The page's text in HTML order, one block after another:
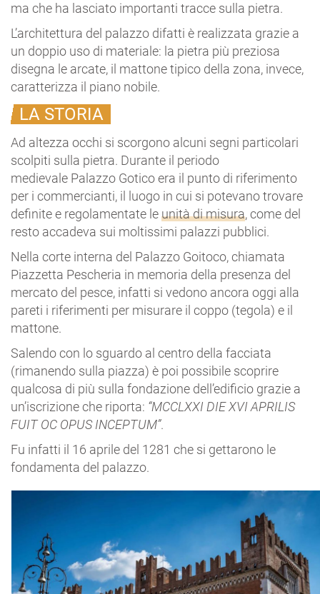
ma che ha lasciato importanti tracce sulla pietra.
L’architettura del palazzo difatti è realizzata grazie a
un doppio uso di materiale: la pietra più preziosa
disegna le arcate, il mattone tipico della zona, invece,
caratterizza il piano nobile.
LA STORIA
Ad altezza occhi si scorgono alcuni segni particolari
scolpiti sulla pietra. Durante il periodo
medievale Palazzo Gotico era il punto di riferimento
per i commercianti, il luogo in cui si potevano trovare
definite e regolamentate leunità di misura, come del
resto accadeva sui moltissimi palazzi pubblici.
Nella corte interna del Palazzo Goitoco, chiamata
Piazzetta Pescheria in memoria della presenza del
mercato del pesce, infatti si vedono ancora oggi alla
pareti i riferimenti per misurare il coppo (tegola) e il
mattone.
Salendo con lo sguardo al centro della facciata
(rimanendo sulla piazza) è poi possibile scoprire
qualcosa di più sulla fondazione dell’edificio grazie a
un’iscrizione che riporta: “MCCLXXI DIE XVI APRILIS
FUIT OC OPUS INCEPTUM”.
Fu infatti il 16 aprile del 1281 che si gettarono le
fondamenta del palazzo.